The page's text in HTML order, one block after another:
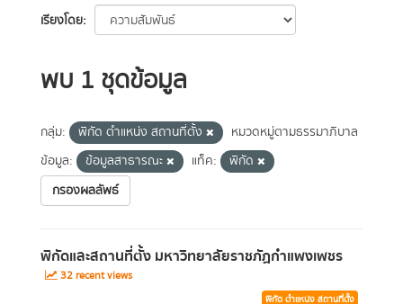
เรียงโดย
พบ 1 ชุดข้อมูล
กลุ่ม: พิกัด ตำแหน่ง สถานที่ตั้ง
หมวดหมู่ตามธรรมาภิบาล
ข้อมูล:
ข้อมูลสาธารณะ แท็ค:
พิกัด
กรองผลลัพธ์
พิกัดและสถานที่ตั้ง มหาวิทยาลัยราชภัฏกำแพงเพชร
32 recent views
พิกัด ตำแหน่ง สถานที่ตั้ง